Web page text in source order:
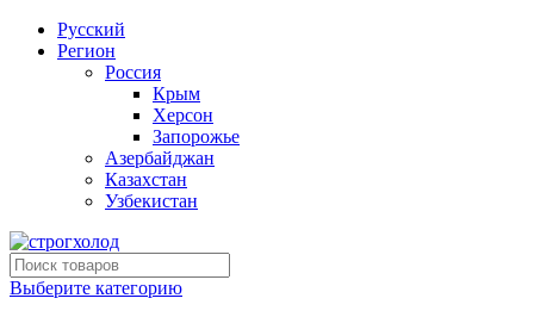
Русский
Регион
Россия
Крым
Херсон
Запорожье
Азербайджан
Казахстан
Узбекистан
Выберите категорию